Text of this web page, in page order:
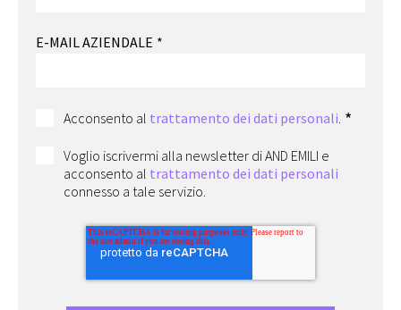
E-MAIL AZIENDALE *
Acconsento al trattamento dei dati personali *
Voglio iscrivermi alla newsletter di AND EMILI e
acconsento al trattamento dei dati personali
connesso a tale servizio.